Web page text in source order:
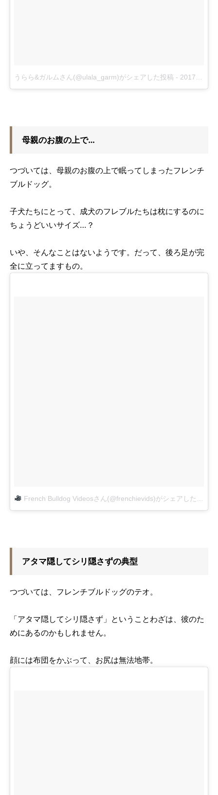
うらら&ガルムさん(@ulala_garm)がシェアした投稿 - 2017 7月 26 8:30午前 PDT
母親のお腹の上で…
つづいては、母親のお腹の上で眠ってしまったフレンチ
ブルドッグ。
子犬たちにとって、成犬のフレブルたちは枕にするのに
ちょうどいいサイズ…？
いや、そんなことはないようです。だって、後ろ足が完
全に立ってますもの。
French Bulldog Videosさん(@frenchievids)がシェアした投稿
アタマ隠してシリ隠さずの典型
つづいては、フレンチブルドッグのテオ。
「アタマ隠してシリ隠さず」ということわざは、彼のた
めにあるのかもしれません。
顔には布団をかぶって、お尻は無法地帯。